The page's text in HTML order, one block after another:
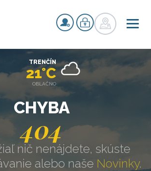
CHYBA
404
nič nenájdete, skúste
alebo naše Novinky.
TRENČÍN
21°C
OBLAČNO